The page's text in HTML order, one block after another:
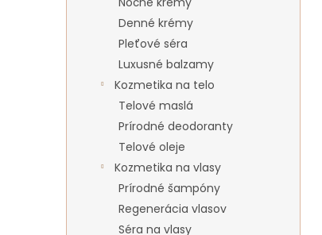
Denné krémy
Pleťové séra
Luxusné balzamy
Kozmetika na telo
Telové maslá
Prírodné deodoranty
Telové oleje
Kozmetika na vlasy
Prírodné šampóny
Regenerácia vlasov
Séra na vlasy